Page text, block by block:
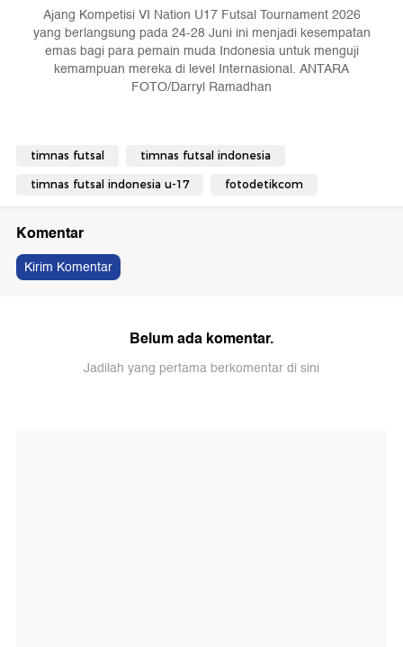
Ajang Kompetisi VI Nation U17 Futsal Tournament 2026
yang berlangsung pada 24-28 Juni ini menjadi kesempatan
emas bagi para pemain muda Indonesia untuk menguji
kemampuan mereka di level Internasional. ANTARA
FOTO/Darryl Ramadhan
timnas futsal timnas futsal indonesia
timnas futsal indonesia u-17 fotodetikcom
Komentar
Kirim Komentar
Belum ada komentar.
Jadilah yang pertama berkomentar di sini